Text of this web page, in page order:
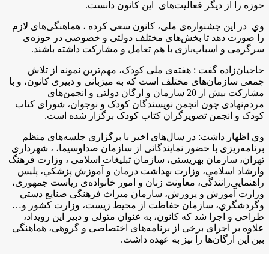
حوزه را از دیگر فعالیت‌های اين كانون دانست.
وي در این جشنواره‌ی ملی، کانون سعی کرده ، هماهنگی‌های لازم
را صورت دهد تا بخش‌های مختلف دولتی و خصوصی در حوزه‌ی
سرگرمی و اسباب‌بازی با هم تعامل و مشاركت داشته باشند.
حاجیان‌زاده گفت : هفته‌ی ملی کودک، مهم‌ترین نمونه از تلاش
جمعی سازمان‌های مختلف است که به میزبانی و دبیری کانون، و با
مشارکت بیش از 20 سازمان و ارگان دولتی و انجمن‌های
مردم‌نهادی چون انجمن نویسندگان کودک و نوجوان، شورای کتاب
کودک و انجمن تصویرگران کتاب کودک برگزار شده است.
وي اظهار داشت: در سال‌های اخیر با برگزاری جلسه‌های منظم
برنامه‌ریزی با حضور نمایندگانی از سازمان صداوسیما، ، شهرداری
تهران، سازمان بهزیستی، سازمان تبلیغات اسلامی ، وزارت فرهنگ
وارشاد اسلامي، وزارت بهداشت درمان و آموزش پزشكي، پلیس
راهنمایی‌رانندگی، معاونت زنان و امور خانواده‌ی ریاست جمهوری،
وزارت آموزش و پرورش، سازمان میراث فرهنگی صنايع دستي
وگردشگري، سازمان حفاظت از محیط زیست، وزارت کشور و…
طراحی و اجرا شد که کانون، به عنوان متولی و دبیر این رویداد،
علاوه بر اجرای برخی از برنامه‌های اختصاصی و گروهی، هماهنگی
بین این ارگان‌ها را نیز به عهده داشت.